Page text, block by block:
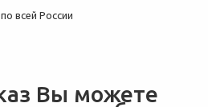
Вы можете